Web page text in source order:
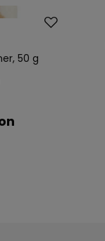
50 g